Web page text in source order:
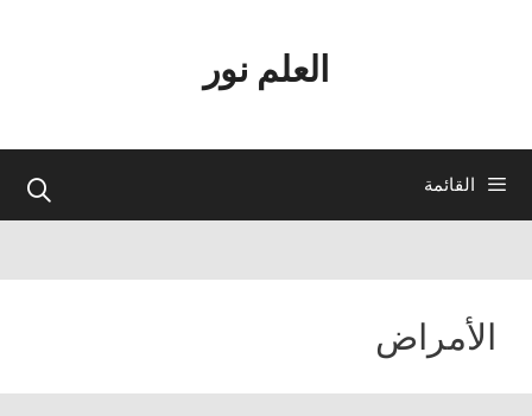
العلم نور
القائمة
الأمراض